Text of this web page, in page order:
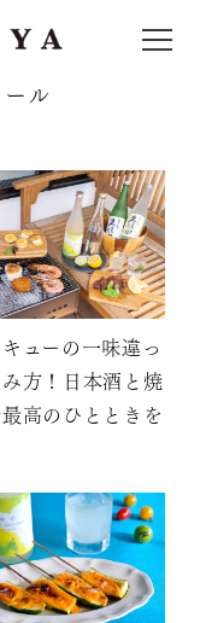
ル
ューの一味違っ
方！日本酒と焼
高のひとときを